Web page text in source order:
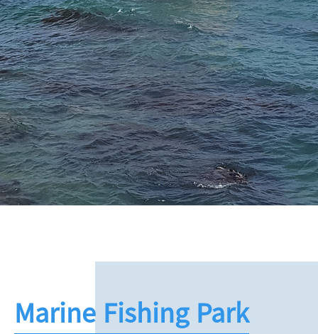
Marine Fishing Park